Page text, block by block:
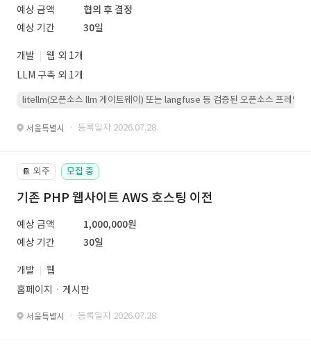
예상 금액
협의 후 결정
예상 기간
30일
개발
웹 외 1개
LLM 구축 외 1개
litellm(오픈소스 llm 게이트웨이) 또는 langfuse 등 검증된 오픈소스 프레임워
서울특별시 · 등록일자 2026.07.28.
📔 외주 모집 중
기존 PHP 웹사이트 AWS 호스팅 이전
예상 금액
1,000,000원
예상 기간
30일
개발
웹
홈페이지ㆍ게시판
서울특별시 · 등록일자 2026.07.28.